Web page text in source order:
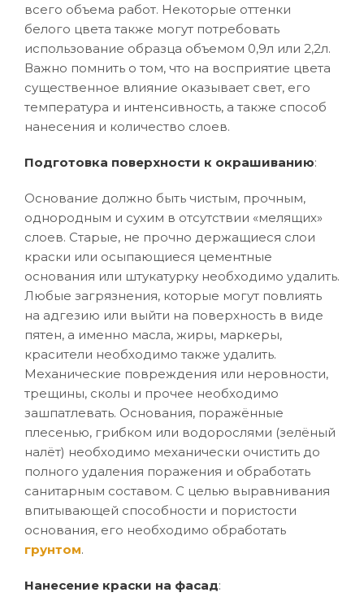
всего объема работ. Некоторые оттенки
белого цвета также могут потребовать
использование образца объемом 0,9л или 2,2л.
Важно помнить о том, что на восприятие цвета
существенное влияние оказывает свет, его
температура и интенсивность, а также способ
нанесения и количество слоев.
Подготовка поверхности к окрашиванию:
Основание должно быть чистым, прочным,
однородным и сухим в отсутствии «мелящих»
слоев. Старые, не прочно держащиеся слои
краски или осыпающиеся цементные
основания или штукатурку необходимо удалить.
Любые загрязнения, которые могут повлиять
на адгезию или выйти на поверхность в виде
пятен, а именно масла, жиры, маркеры,
красители необходимо также удалить.
Механические повреждения или неровности,
трещины, сколы и прочее необходимо
зашпатлевать. Основания, поражённые
плесенью, грибком или водорослями (зелёный
налёт) необходимо механически очистить до
полного удаления поражения и обработать
санитарным составом. С целью выравнивания
впитывающей способности и пористости
основания, его необходимо обработать
грунтом.
Нанесение краски на фасад: